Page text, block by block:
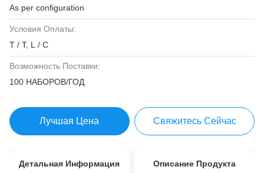
As per configuration
Условия Оплаты:
T / T, L / C
Возможность Поставки:
100 НАБОРОВ/ГОД
Лучшая Цена Свяжитесь Сейчас
Детальная Информация Описание Продукта